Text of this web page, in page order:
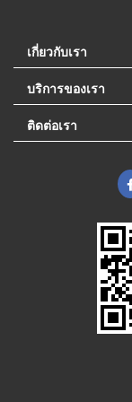
เกี่ยวกับเรา
บริการของเรา
ติดต่อเรา